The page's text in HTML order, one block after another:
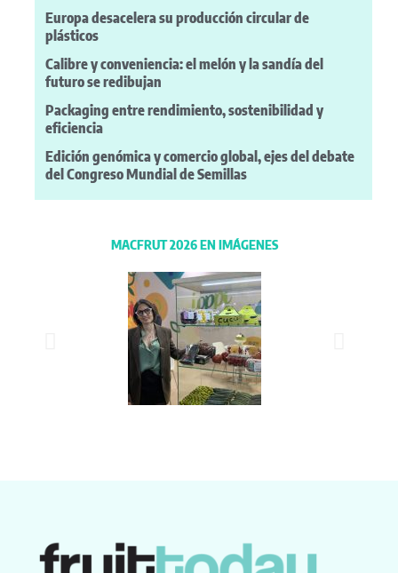
Europa desacelera su producción circular de
plásticos
Calibre y conveniencia: el melón y la sandía del
futuro se redibujan
Packaging entre rendimiento, sostenibilidad y
eficiencia
Edición genómica y comercio global, ejes del debate
del Congreso Mundial de Semillas
MACFRUT 2026 EN IMÁGENES